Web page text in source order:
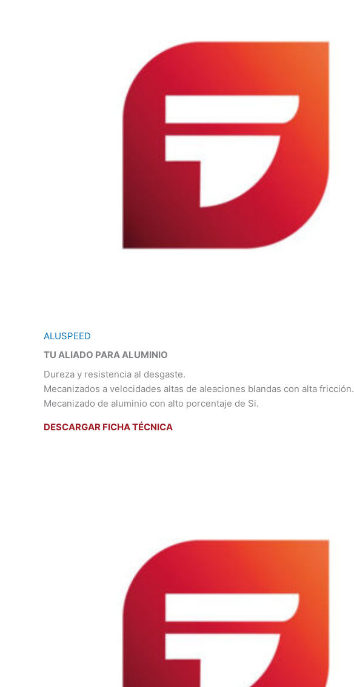
ALUSPEED
TU ALIADO PARA ALUMINIO
Dureza y resistencia al desgaste.
Mecanizados a velocidades altas de aleaciones blandas con alta fricción.
Mecanizado de aluminio con alto porcentaje de Si.
DESCARGAR FICHA TÉCNICA